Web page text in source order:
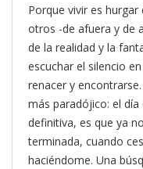
Porque vivir es
otros -de afuera y de
de la realidad y la
escuchar el silencio
renacer y
más paradójico: el
definitiva, es que ya
terminada, cuando
haciéndome. Una